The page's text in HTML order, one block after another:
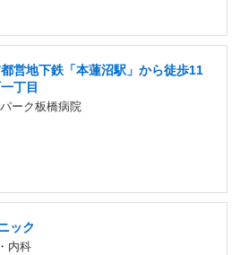
営地下鉄「本蓮沼駅」から徒歩11
丁目
ーク板橋病院
ック
内科